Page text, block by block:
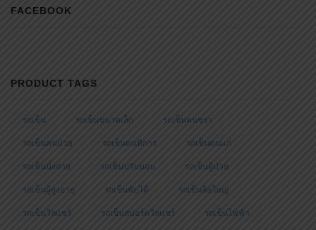
FACEBOOK
PRODUCT TAGS
รถเข็น รถเข็นขนาดเล็ก รถเข็นคนชรา
รถเข็นคนป่วย รถเข็นคนพิการ รถเข็นคนแก่
รถเข็นนั่งถ่าย รถเข็นปรับนอน รถเข็นผู้ป่วย
รถเข็นผู้สูงอายุ รถเข็นพับได้ รถเข็นล้อใหญ่
รถเข็นวีลแชร์ รถเข็นสปอร์ตวีลแชร์ รถเข็นไฟฟ้า